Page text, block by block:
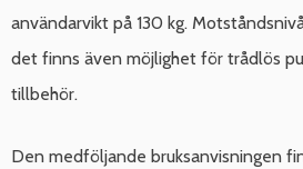
användarvikt på 130 kg.
det finns även möjlighet för trådlös
tillbehör.
Den medföljande bruksanvisningen